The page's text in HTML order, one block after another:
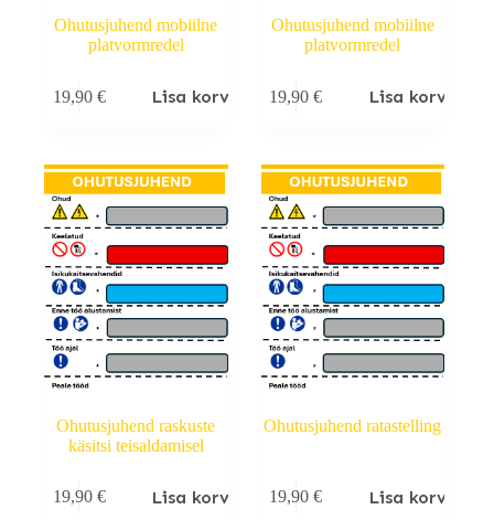
Ohutusjuhend mobiilne
platvormredel
19,90 € Lisa korvi
Ohutusjuhend mobiilne
platvormredel
19,90€ Lisa korvi
Ohutusjuhend raskuste
käsitsi teisaldamisel
19,90 € Lisa korvi
Ohutusjuhend ratastelling
19,90€ Lisa korvi